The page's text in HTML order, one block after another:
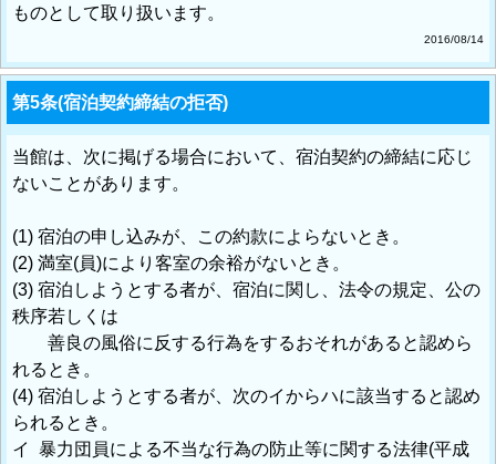
ものとして取り扱います。
2016/08/14
第5条(宿泊契約締結の拒否)
当館は、次に掲げる場合において、宿泊契約の締結に応じ
ないことがあります。
(1) 宿泊の申し込みが、この約款によらないとき。
(2) 満室(員)により客室の余裕がないとき。
(3) 宿泊しようとする者が、宿泊に関し、法令の規定、公の
秩序若しくは
善良の風俗に反する行為をするおそれがあると認めら
れるとき。
(4) 宿泊しようとする者が、次のイからハに該当すると認め
られるとき。
イ 暴力団員による不当な行為の防止等に関する法律(平成